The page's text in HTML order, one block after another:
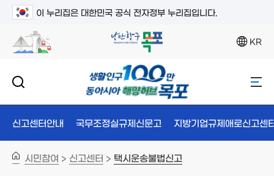
이 누리집은 대한민국 공식 전자정부 누리집입니다.
KR
신고센터안내 국무조정실규제신문고 지방기업규제애로신고센
시민참여 > 신고센터 > 택시운송불법신고